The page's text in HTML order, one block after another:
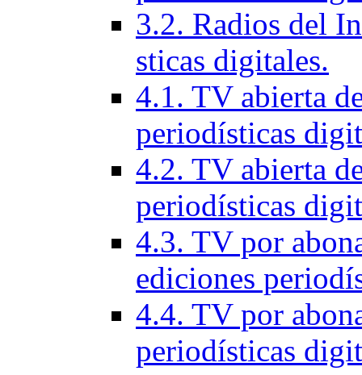
3.2. Radios del
sticas digitales.
4.1. TV abierta
periodí­sticas
4.2. TV abierta
periodí­sticas
4.3. TV por
ediciones
4.4. TV por
periodí­sticas